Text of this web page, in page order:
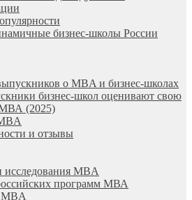
бизнес-школы России
о MBA и бизнес-школах
бизнес-школ оценивают свою
(2025)
и отзывы
MBA
программ МВА